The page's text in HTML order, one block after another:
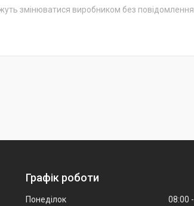
змінюватися виробником без повідомлення
Графік роботи
Понеділок 08:00